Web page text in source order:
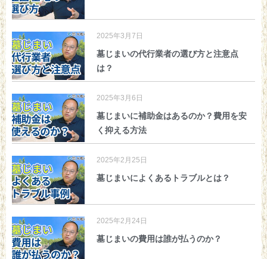
墓じまいの代行業者の選び方と注意点
は？
2025年3月7日
墓じまいに補助金はあるのか？費用を安
く抑える方法
2025年3月6日
墓じまいによくあるトラブルとは？
2025年2月25日
墓じまいの費用は誰が払うのか？
2025年2月24日